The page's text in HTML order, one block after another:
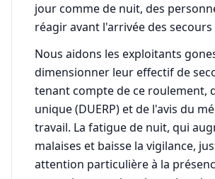
jour comme de nuit, des
réagir avant l'arrivée des secours
Nous aidons les exploitants
dimensionner leur effectif de
tenant compte de ce roulement,
unique (DUERP) et de l'avis du
travail. La fatigue de nuit, qui
malaises et baisse la vigilance,
attention particulière à la